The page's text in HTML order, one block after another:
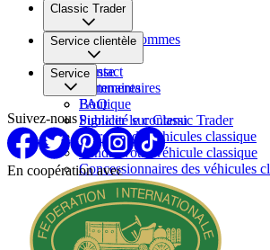
Classic Trader
Qui nous sommes
Carrière
Presse
Partenaires
Service clientèle
Contact
Commentaires
FAQ
Signaler le contenu
Service
Boutique
Publicité sur Classic Trader
Marques de vehicules classique
Vendre votre véhicule classique
Concessionnaires des véhicules
Suivez-nous
En coopération avec